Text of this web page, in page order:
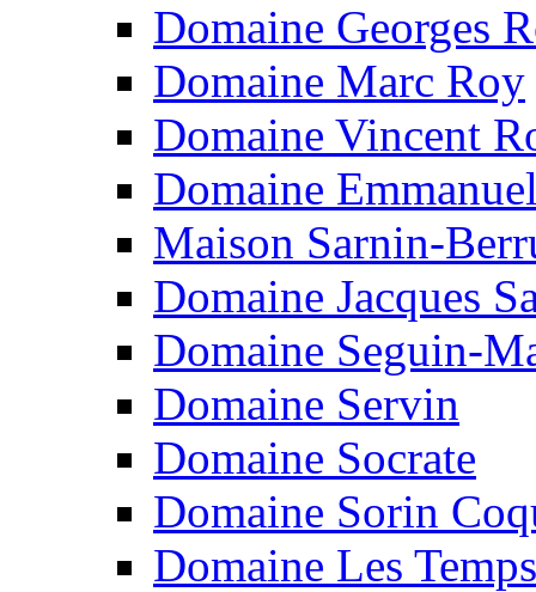
Domaine Georges
Domaine Marc Roy
Domaine Vincent
Domaine
Maison Sarnin-
Domaine Jacques
Domaine Seguin-
Domaine Servin
Domaine Socrate
Domaine Sorin
Domaine Les